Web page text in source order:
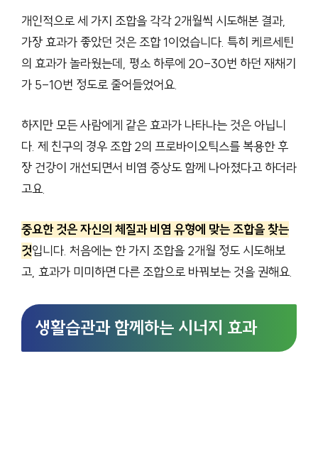
개인적으로 세 가지 조합을 각각 2개월씩 시도해본 결과,
가장 효과가 좋았던 것은 조합 1이었습니다. 특히 케르세틴
의 효과가 놀라웠는데, 평소 하루에 20-30번 하던 재채기
가 5-10번 정도로 줄어들었어요.
하지만 모든 사람에게 같은 효과가 나타나는 것은 아닙니
다. 제 친구의 경우 조합 2의 프로바이오틱스를 복용한 후
장 건강이 개선되면서 비염 증상도 함께 나아졌다고 하더라
고요.
중요한 것은 자신의 체질과 비염 유형에 맞는 조합을 찾는
것입니다. 처음에는 한 가지 조합을 2개월 정도 시도해보
고, 효과가 미미하면 다른 조합으로 바꿔보는 것을 권해요.
생활습관과 함께하는 시너지 효과